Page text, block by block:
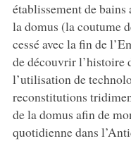
établissement de bains
la domus (la coutume
cessé avec la fin de
de découvrir l’histoire
l’utilisation de
reconstitutions
de la domus afin de
quotidienne dans